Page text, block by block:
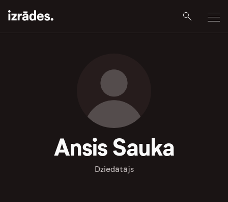
Ansis Sauka
Dziedātājs